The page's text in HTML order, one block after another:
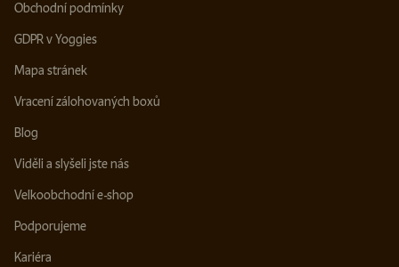
Obchodní podmínky
GDPR v Yoggies
Mapa stránek
Vracení zálohovaných boxů
Blog
Viděli a slyšeli jste nás
Velkoobchodní e-shop
Podporujeme
Kariéra